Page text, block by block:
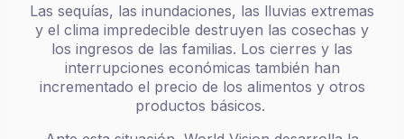
Las sequías, las inundaciones, las lluvias extremas
y el clima impredecible destruyen las cosechas y
los ingresos de las familias. Los cierres y las
interrupciones económicas también han
incrementado el precio de los alimentos y otros
productos básicos.